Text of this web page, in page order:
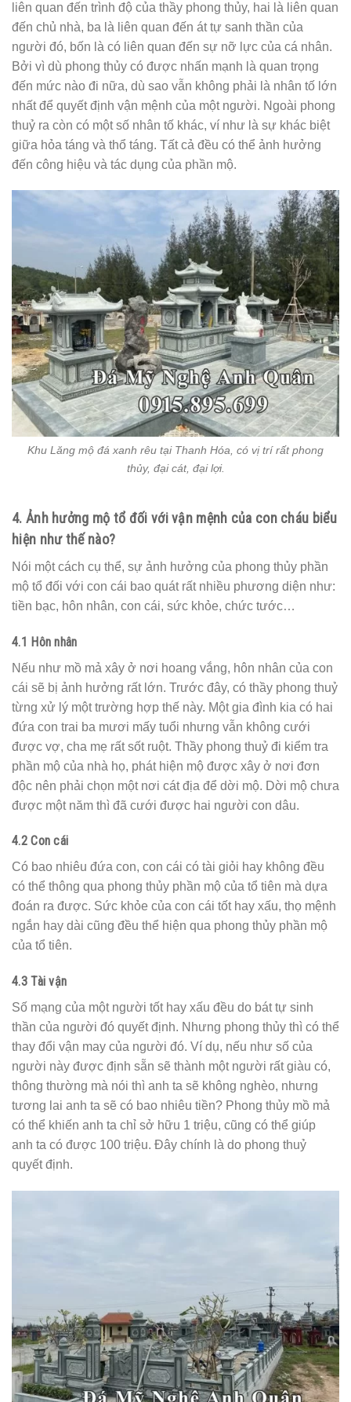
liên quan đến trình độ của thầy phong thủy, hai là liên quan
đến chủ nhà, ba là liên quan đến át tự sanh thần của
người đó, bốn là có liên quan đến sự nỡ lực của cá nhân.
Bởi vì dù phong thủy có được nhấn mạnh là quan trọng
đến mức nào đi nữa, dù sao vẫn không phải là nhân tố lớn
nhất để quyết định vận mệnh của một người. Ngoài phong
thuỷ ra còn có một số nhân tố khác, ví như là sự khác biệt
giữa hỏa táng và thổ táng. Tất cả đều có thể ảnh hưởng
đến công hiệu và tác dụng của phần mộ.
Khu Lăng mộ đá xanh rêu tại Thanh Hóa, có vị trí rất phong
thủy, đại cát, đại lợi.
4. Ảnh hưởng mộ tổ đối với vận mệnh của con cháu biểu
hiện như thế nào?
Nói một cách cụ thể, sự ảnh hưởng của phong thủy phần
mộ tổ đối với con cái bao quát rất nhiều phương diện như:
tiền bạc, hôn nhân, con cái, sức khỏe, chức tước…
4.1 Hôn nhân
Nếu như mồ mả xây ở nơi hoang vắng, hôn nhân của con
cái sẽ bị ảnh hưởng rất lớn. Trước đây, có thầy phong thuỷ
từng xử lý một trường hợp thế này. Một gia đình kia có hai
đứa con trai ba mươi mấy tuổi nhưng vẫn không cưới
được vợ, cha mẹ rất sốt ruột. Thầy phong thuỷ đi kiểm tra
phần mộ của nhà họ, phát hiện mộ được xây ở nơi đơn
độc nên phải chọn một nơi cát địa để dời mộ. Dời mộ chưa
được một năm thì đã cưới được hai người con dâu.
4.2 Con cái
Có bao nhiêu đứa con, con cái có tài giỏi hay không đều
có thể thông qua phong thủy phần mộ của tổ tiên mà dựa
đoán ra được. Sức khỏe của con cái tốt hay xấu, thọ mệnh
ngắn hay dài cũng đều thể hiện qua phong thủy phần mộ
của tổ tiên.
4.3 Tài vận
Số mạng của một người tốt hay xấu đều do bát tự sinh
thần của người đó quyết định. Nhưng phong thủy thì có thể
thay đổi vận may của người đó. Ví dụ, nếu như số của
người này được định sẵn sẽ thành một người rất giàu có,
thông thường mà nói thì anh ta sẽ không nghèo, nhưng
tương lai anh ta sẽ có bao nhiêu tiền? Phong thủy mồ mả
có thể khiến anh ta chỉ sở hữu 1 triệu, cũng có thể giúp
anh ta có được 100 triệu. Đây chính là do phong thuỷ
quyết định.